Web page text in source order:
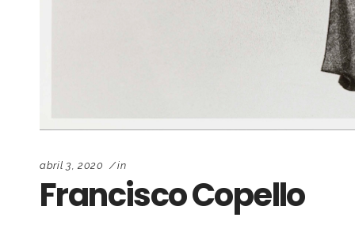
abril 3, 2020 in
Francisco Copello